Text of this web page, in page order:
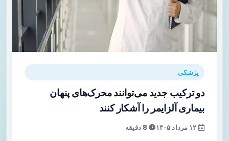
پزشکی
دو ترکیب جدید می‌توانند محرک‌های پنهان
بیماری آلزایمر را آشکار کنند
8 دقیقه